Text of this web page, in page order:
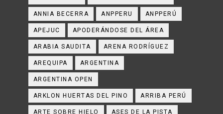
ANNIA BECERRA ANPPERU ANPPERÚ
APEJUC APODERÁNDOSE DEL ÁREA
ARABIA SAUDITA ARENA RODRÍGUEZ
AREQUIPA ARGENTINA
ARGENTINA OPEN
ARKLON HUERTAS DEL PINO ARRIBA PERÚ
ARTE SOBRE HIELO ASES DE LA PISTA